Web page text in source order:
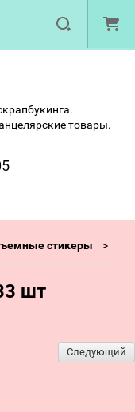
товары.
стикеры
шт
Следующий